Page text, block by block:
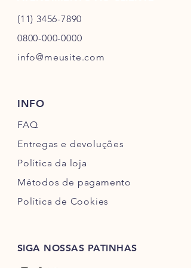
(11) 3456-7890
0800-000-0000
info@meusite.com
INFO
FAQ
Entregas e devoluções
Política da loja
Métodos de pagamento
Política de Cookies
SIGA NOSSAS PATINHAS